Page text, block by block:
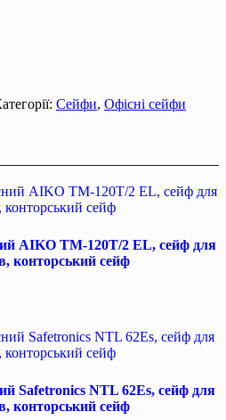
Сейфи, Офісні сейфи
AIKO TM-120T/2 EL, сейф для
конторський сейф
Safetronics NTL 62Es, сейф для
конторський сейф